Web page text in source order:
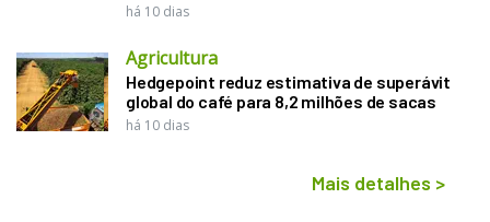
há 10 dias
Agricultura
Hedgepoint reduz estimativa de superávit
global do café para 8,2 milhões de sacas
há 10 dias
Mais detalhes >